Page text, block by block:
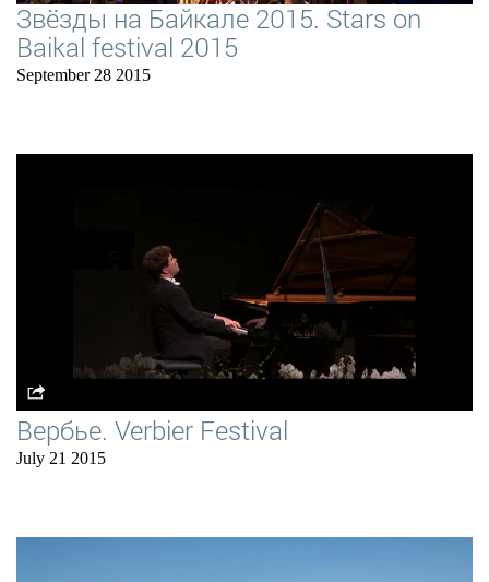
Звёзды на Байкале 2015. Stars on
Baikal festival 2015
September 28 2015
Вербье. Verbier Festival
July 21 2015